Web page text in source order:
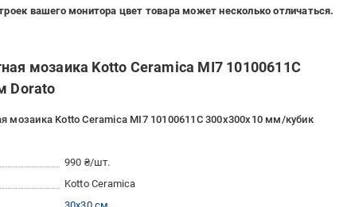
вашего монитора цвет товара может несколько отличаться.
мозаика Kotto Ceramica MI7 10100611C
Dorato
мозаика Kotto Ceramica MI7 10100611C 300x300x10 мм/кубик
990 ₴/шт.
Kotto Ceramica